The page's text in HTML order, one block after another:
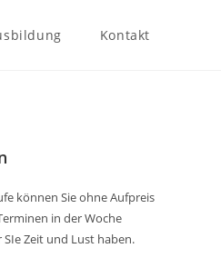
Kontakt
können Sie ohne Aufpreis
in der Woche
Zeit und Lust haben.